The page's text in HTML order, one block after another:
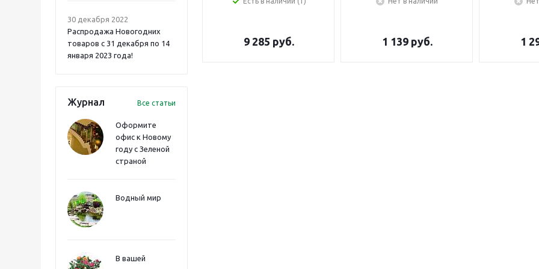
30 декабря 2022
Распродажа Новогодних
товаров с 31 декабря по 14
января 2023 года!
Журнал Все статьи
Оформите
офис к Новому
году с Зеленой
страной
Водный мир
В вашей
9 285 руб. 1 139руб. 1